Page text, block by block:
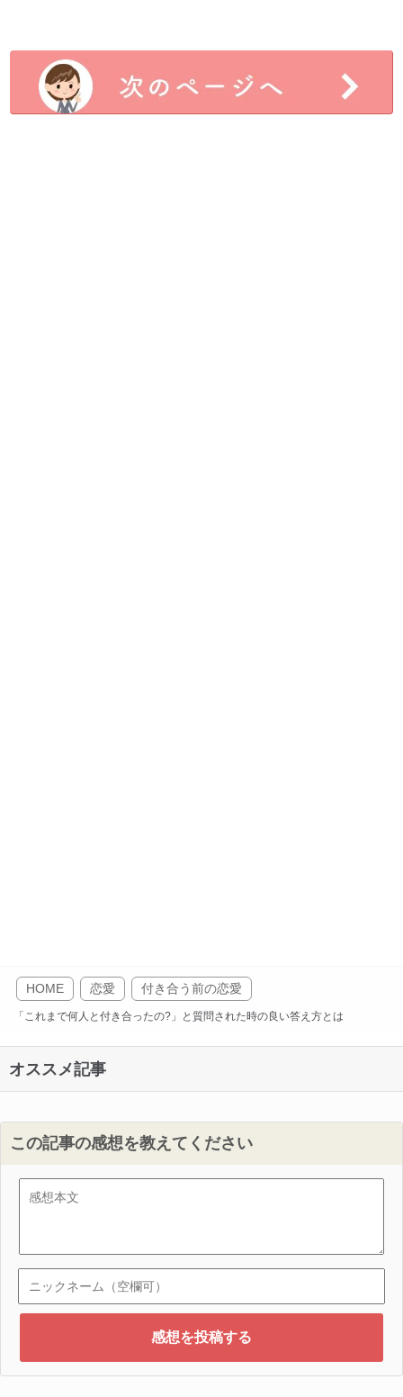
HOME 恋愛 付き合う前の恋愛
「これまで何人と付き合ったの?」と質問された時の良い答え方とは
オススメ記事
この記事の感想を教えてください